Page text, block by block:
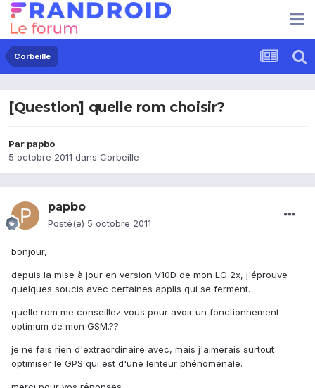
Corbeille
[Question] quelle rom choisir?
Par papbo
5 octobre 2011 dans Corbeille
papbo
Posté(e) 5 octobre 2011
bonjour,
depuis la mise à jour en version V10D de mon LG 2x, j'éprouve
quelques soucis avec certaines applis qui se ferment.
quelle rom me conseillez vous pour avoir un fonctionnement
optimum de mon GSM.??
je ne fais rien d'extraordinaire avec, mais j'aimerais surtout
optimiser le GPS qui est d'une lenteur phénoménale.